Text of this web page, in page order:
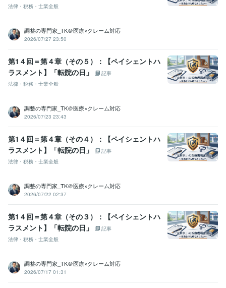
法律・税務・士業全般
調整の専門家_TK＠医療×クレーム対応
2026/07/27 23:50
第1４回＝第４章（その５）：【ペイシェントハ
ラスメント】「転院の日」
記事
法律・税務・士業全般
調整の専門家_TK＠医療×クレーム対応
2026/07/23 23:43
第1４回＝第４章（その４）：【ペイシェントハ
ラスメント】「転院の日」
記事
法律・税務・士業全般
調整の専門家_TK＠医療×クレーム対応
2026/07/22 02:37
第1４回＝第４章（その３）：【ペイシェントハ
ラスメント】「転院の日」
記事
法律・税務・士業全般
調整の専門家_TK＠医療×クレーム対応
2026/07/17 01:31